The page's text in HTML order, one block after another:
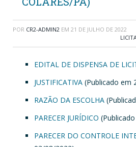
POR CR2-ADMIN2 EM 21 DE JULHO DE 2022
EDITAL DE DISPENSA DE
JUSTIFICATIVA (Publicado em
RAZÃO DA ESCOLHA
PARECER JURÍDICO
PARECER DO CONTROLE